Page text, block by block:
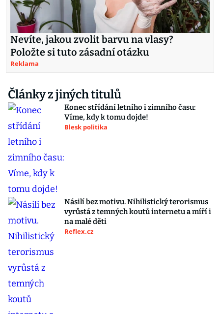
Nevíte, jakou zvolit barvu na vlasy?
Položte si tuto zásadní otázku
Reklama
Články z jiných titulů
Konec střídání letního i zimního času:
Víme, kdy k tomu dojde!
Blesk politika
Násilí bez motivu. Nihilistický terorismus
vyrůstá z temných koutů internetu a míří i
na malé děti
Reflex.cz